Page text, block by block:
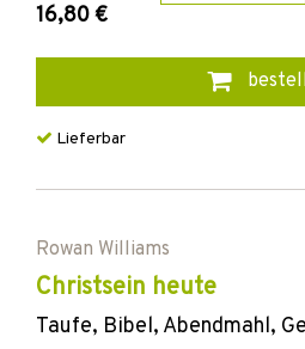
16,80 €
Lieferbar
Rowan Williams
Christsein heute
Taufe, Bibel, Abendmahl,